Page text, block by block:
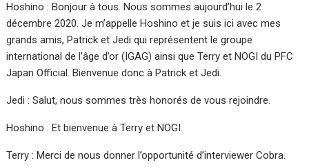
Hoshino : Bonjour à tous. Nous sommes aujourd’hui le 2
décembre 2020. Je m’appelle Hoshino et je suis ici avec mes
grands amis, Patrick et Jedi qui représentent le groupe
international de l’âge d’or (IGAG) ainsi que Terry et NOGI du PFC
Japan Official. Bienvenue donc à Patrick et Jedi.
Jedi : Salut, nous sommes très honorés de vous rejoindre.
Hoshino : Et bienvenue à Terry et NOGI.
Terry : Merci de nous donner l’opportunité d’interviewer Cobra.